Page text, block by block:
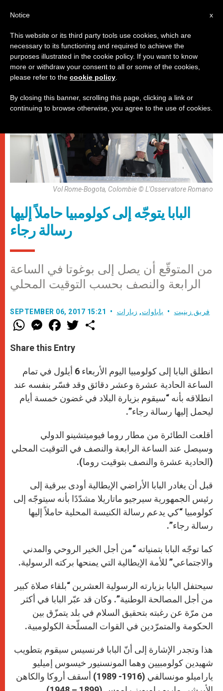
باباوات,زيارات
Vol Rome-Bogota, Colombie © L'Osservatore Romano
البابا يتوجّه إلى كولومبيا حاملاً إليها
رسالة رجاء
من المتوقّع أن يصل إلى بوغوتا في الساعة
الرابعة والنصف بحسب التوقيت المحلي
SEPTEMBER 06, 2017 15:21 فريق زينيت باباوات, زيارات
W
h
t
s
p
p
M
e
s
e
g
e
r
F
a
e
b
o
k
w
r
Share this Entry
انطلق البابا إلى كولومبيا اليوم الأربعاء 6 أيلول في تمام
الساعة الحادية عشرة وعشر دقائق وقد فسّر بنفسه عند
انطلاقه بأنه “سيقوم بزيارة البلاد في غضون خمسة أيام
ليحمل إليها رسالة رجاء”.
أقلعت الطائرة من مطار روما فيوميتشينو الدولي
وسيصل عند الساعة الرابعة والنصف في التوقيت المحلي
(الحادية عشرة والنصف بتوقيت روما).
قبل أن يغادر البابا الأراضي الإيطالية أودى ببرقية إلى
رئيس الجمهورية سيرجيو ماتاريلا مشدّدًا بأنه سيتوجّه إلى
كولومبيا “كي يدعم رسالة الكنيسة المحلية حاملاً إليها
رسالة رجاء”.
كما توجّه البابا بتمنياته “من أجل الخير الروحي والمدني
والاجتماعي” للأمة الإيطالية التي يمنحها بركته الرسولية.
سيحتفل البابا بزيارته الرسولية العشرين “بلقاء صلاة كبير
من أجل المصالحة الوطنية”. وكان قد عبّر البابا في أكثر
من مرّة عن رغبته بتحقيق السلام في بلد يتمزّق بين
الحكومة والمتمرّدين في القوات المسلّحة الكولومبية.
هذا وتجدر الإشارة إلى أنّ البابا فرنسيس سيقوم بتطويب
شهيدين كولومبيين وهما المونسنيور خيسوس إميليو
ياراميلو مونسالفي (1916- 1989) أسقف أروكا والكاهن
x
Notice
This website or its third party tools use cookies, which are
necessary to its functioning and required to achieve the
purposes illustrated in the cookie policy. If you want to know
more or withdraw your consent to all or some of the cookies,
please refer to the cookie policy
By closing this banner, scrolling this page, clicking a link or
continuing to browse otherwise, you agree to the use of cookies.